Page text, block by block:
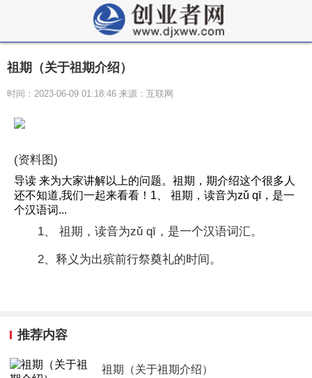
祖期（关于祖期介绍）
时间：2023-06-09 01:18:46 来源：互联网
(资料图)
导读 来为大家讲解以上的问题。祖期，期介绍这个很多人
还不知道,我们一起来看看！1、 祖期，读音为zǔ qī，是一
个汉语词...
1、 祖期，读音为zǔ qī，是一个汉语词汇。
2、释义为出殡前行祭奠礼的时间。
推荐内容
祖期（关于祖期介绍）